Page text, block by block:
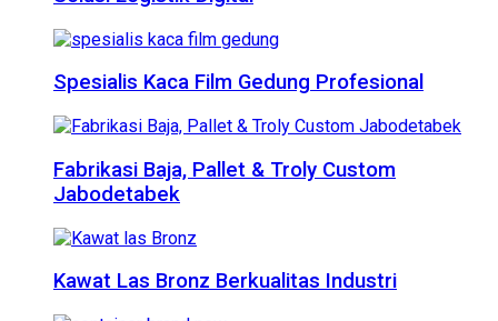
Spesialis Kaca Film Gedung Profesional
Fabrikasi Baja, Pallet & Troly Custom
Jabodetabek
Kawat Las Bronz Berkualitas Industri